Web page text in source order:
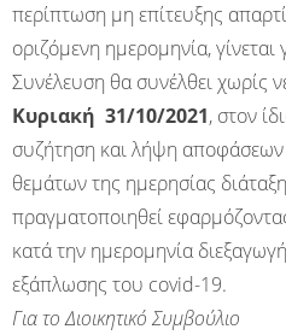
περίπτωση μη επίτευξης
οριζόμενη ημερομηνία, γίνεται
Συνέλευση θα συνέλθει χωρίς
Κυριακή 31/10/2021, στον
συζήτηση και λήψη
θεμάτων της ημερησίας
πραγματοποιηθεί
κατά την ημερομηνία
εξάπλωσης του covid-19.
Για το Διοικητικό Συμβούλιο